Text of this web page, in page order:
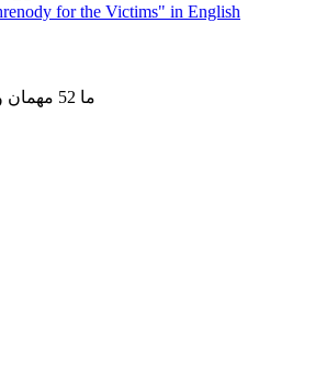
for the Victims" in English
ما 52 مهمان و بدون عضو آنلاین داریم